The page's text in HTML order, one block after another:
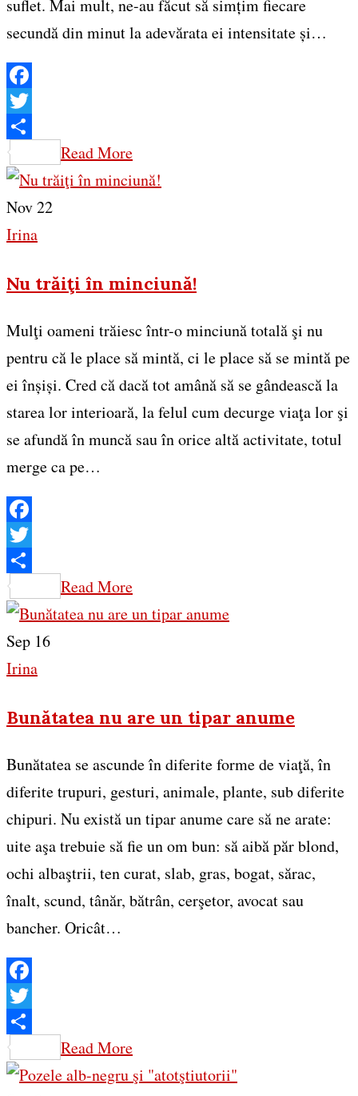
suflet. Mai mult, ne-au făcut să simțim fiecare
secundă din minut la adevărata ei intensitate și…
Facebook
Twitter
Share
Read More
Nov 22
Irina
Nu trăiţi în minciună!
Mulţi oameni trăiesc într-o minciună totală şi nu
pentru că le place să mintă, ci le place să se mintă pe
ei înșiși. Cred că dacă tot amână să se gândească la
starea lor interioară, la felul cum decurge viaţa lor şi
se afundă în muncă sau în orice altă activitate, totul
merge ca pe…
Facebook
Twitter
Share
Read More
Sep 16
Irina
Bunătatea nu are un tipar anume
Bunătatea se ascunde în diferite forme de viaţă, în
diferite trupuri, gesturi, animale, plante, sub diferite
chipuri. Nu există un tipar anume care să ne arate:
uite aşa trebuie să fie un om bun: să aibă păr blond,
ochi albaştrii, ten curat, slab, gras, bogat, sărac,
înalt, scund, tânăr, bătrân, cerşetor, avocat sau
bancher. Oricât…
Facebook
Twitter
Share
Read More